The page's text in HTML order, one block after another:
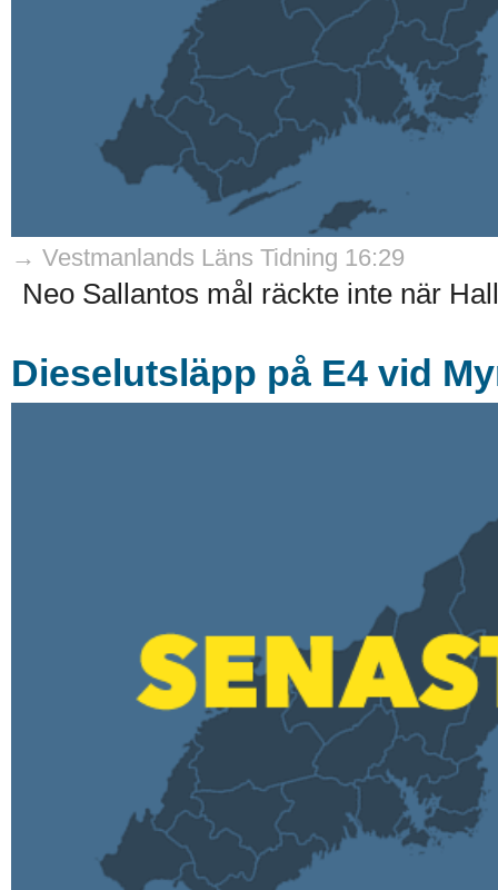
→ Vestmanlands Läns Tidning 16:29
Neo Sallantos mål räckte inte när
Dieselutsläpp på E4 vid